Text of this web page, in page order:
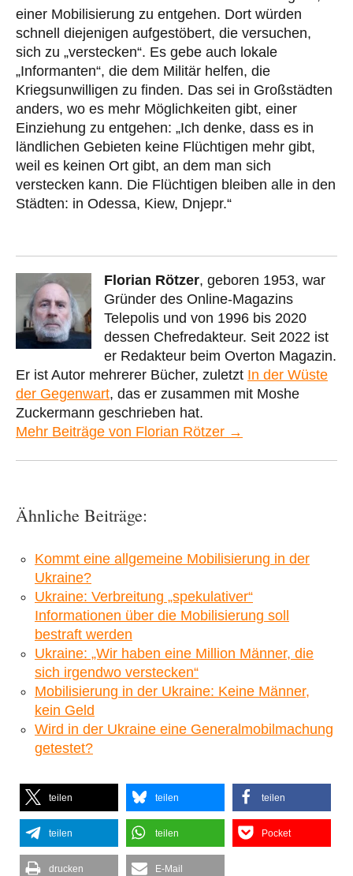
einer Mobilisierung zu entgehen. Dort würden
schnell diejenigen aufgestöbert, die versuchen,
sich zu „verstecken“. Es gebe auch lokale
„Informanten“, die dem Militär helfen, die
Kriegsunwilligen zu finden. Das sei in Großstädten
anders, wo es mehr Möglichkeiten gibt, einer
Einziehung zu entgehen: „Ich denke, dass es in
ländlichen Gebieten keine Flüchtigen mehr gibt,
weil es keinen Ort gibt, an dem man sich
verstecken kann. Die Flüchtigen bleiben alle in den
Städten: in Odessa, Kiew, Dnjepr.“
Florian Rötzer, geboren 1953, war
Gründer des Online-Magazins
Telepolis und von 1996 bis 2020
dessen Chefredakteur. Seit 2022 ist
er Redakteur beim Overton Magazin.
Er ist Autor mehrerer Bücher, zuletzt In der Wüste
der Gegenwart, das er zusammen mit Moshe
Zuckermann geschrieben hat.
Mehr Beiträge von Florian Rötzer →
Ähnliche Beiträge:
Kommt eine allgemeine Mobilisierung in der
Ukraine?
Ukraine: Verbreitung „spekulativer“
Informationen über die Mobilisierung soll
bestraft werden
Ukraine: „Wir haben eine Million Männer, die
sich irgendwo verstecken“
Mobilisierung in der Ukraine: Keine Männer,
kein Geld
Wird in der Ukraine eine Generalmobilmachung
getestet?
teilen teilen teilen
teilen teilen Pocket
drucken E-Mail